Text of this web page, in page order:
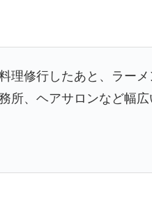
理修行したあと、ラー
所、ヘアサロンなど幅